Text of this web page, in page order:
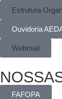
Estrutura
Ouvidoria
Webmail
FAFOPA